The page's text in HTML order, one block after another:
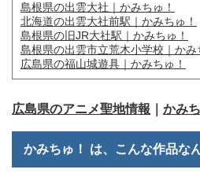
島根県の出雲大社｜かみちゅ！
北海道の出雲大社前駅｜かみちゅ！
島根県の旧JR大社駅｜かみちゅ！
島根県の出雲市立荒木小学校｜かみ
広島県の福山城遊具｜かみちゅ！
広島県のアニメ聖地情報 かみ
かみちゅ！ は、こんな作品な